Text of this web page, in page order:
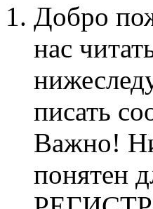
Добро
нас
писать
Важно!
понятен